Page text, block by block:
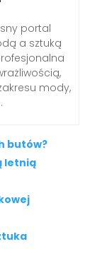
portal
a sztuką
mody,
butów?
letnią